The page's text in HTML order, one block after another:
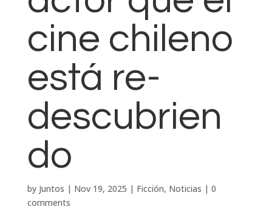
cine chileno
está re-
descubrien
do
by Juntos | Nov 19, 2025 | Ficción, Noticias | 0
comments